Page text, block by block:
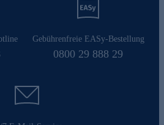
Gebührenfreie EASy-Bestellung
0800 29 888 29